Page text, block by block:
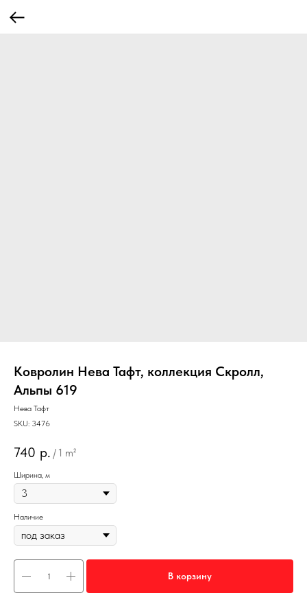
Ковролин Нева Тафт, коллекция Скролл,
Альпы 619
Нева Тафт
SKU: 3476
740 р. / 1 m²
Ширина, м
Наличие
В корзину